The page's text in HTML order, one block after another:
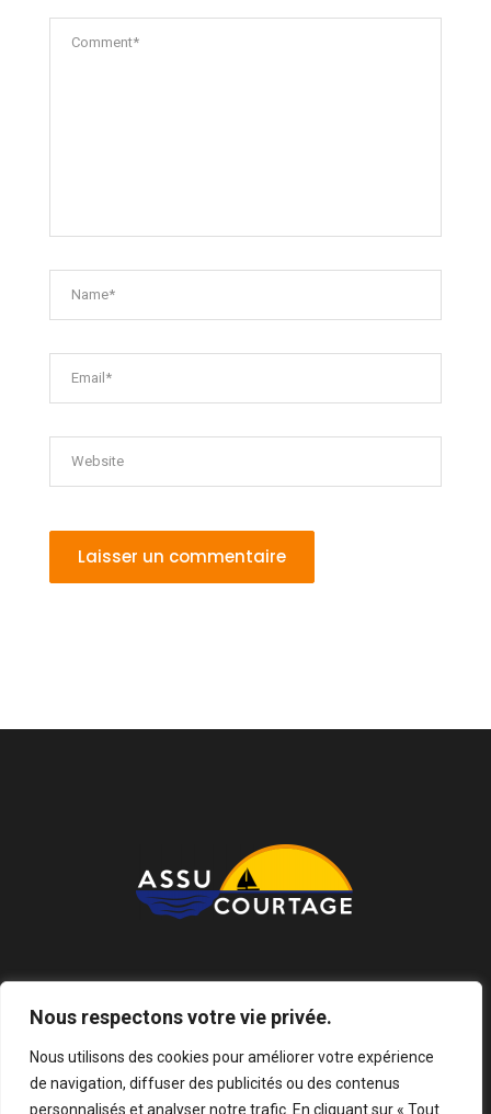
Nous respectons votre vie privée.
Nous utilisons des cookies pour améliorer votre expérience
de navigation, diffuser des publicités ou des contenus
personnalisés et analyser notre trafic. En cliquant sur « Tout